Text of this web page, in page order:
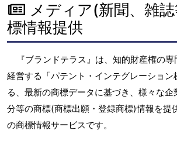
メディア(新聞、雑
標情報提供
『ブランドテラス』は、知的財産権の
経営する「パテント・インテグレーション
る、最新の商標データに基づき、様々な
分等の商標(商標出願・登録商標)情報を提
の商標情報サービスです。